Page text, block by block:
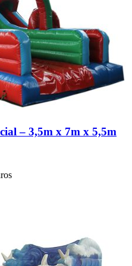
– 3,5m x 7m x 5,5m